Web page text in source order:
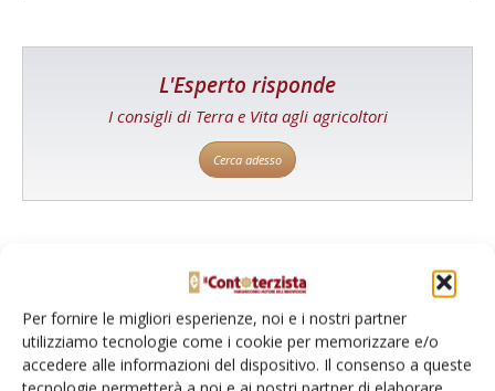
Per fornire le migliori esperienze, noi e i nostri partner
utilizziamo tecnologie come i cookie per memorizzare e/o
accedere alle informazioni del dispositivo. Il consenso a queste
L'Esperto risponde
I consigli di Terra e Vita agli agricoltori
Cerca adesso